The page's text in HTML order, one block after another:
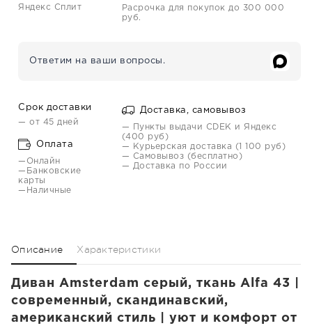
Яндекс Сплит
Расрочка для покупок до 300 000
руб.
Ответим на ваши вопросы.
Срок доставки
— от 45 дней
Оплата
—Онлайн
—Банковские
карты
—Наличные
Доставка, самовывоз
— Пункты выдачи CDEK и Яндекс
(400 руб)
— Курьерская доставка (1 100 руб)
— Самовывоз (бесплатно)
— Доставка по России
Описание Характеристики
Диван Amsterdam серый, ткань Alfa 43 |
современный, скандинавский,
американский стиль | уют и комфорт от